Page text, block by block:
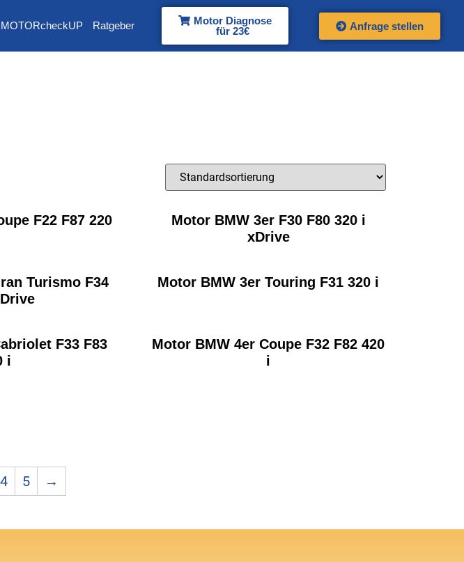
MOTORcheckUP Ratgeber
Motor Diagnose
für 23€
Anfrage stellen
F22 F87 220
Motor BMW 3er F30 F80 320 i
xDrive
Turismo F34
Motor BMW 3er Touring F31 320 i
F33 F83
i
Motor BMW 4er Coupe F32 F82 420
i
4 5 →